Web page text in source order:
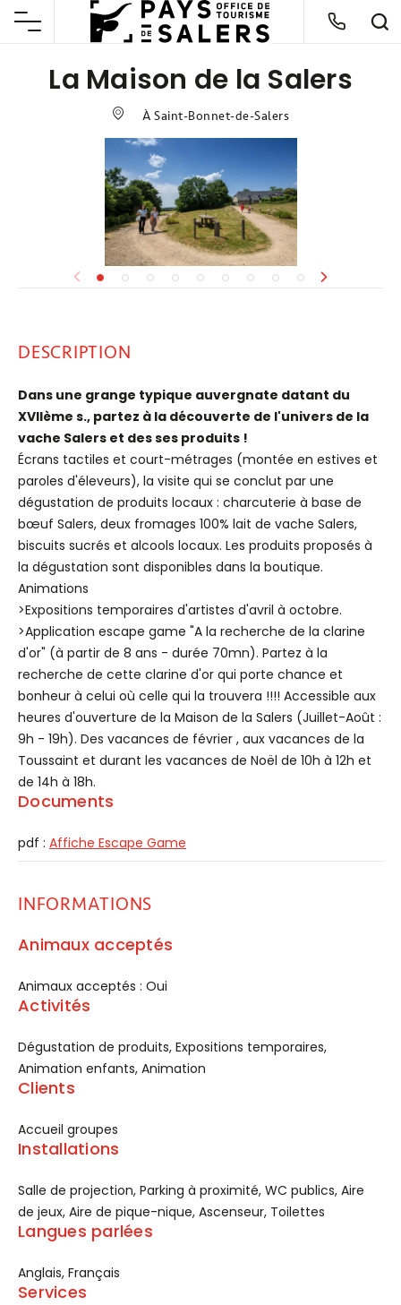
La Maison de la Salers
À Saint-Bonnet-de-Salers
DESCRIPTION
Dans une grange typique auvergnate datant du
XVIIème s., partez à la découverte de l'univers de la
vache Salers et des ses produits !
Écrans tactiles et court-métrages (montée en estives et
paroles d'éleveurs), la visite qui se conclut par une
dégustation de produits locaux : charcuterie à base de
bœuf Salers, deux fromages 100% lait de vache Salers,
biscuits sucrés et alcools locaux. Les produits proposés à
la dégustation sont disponibles dans la boutique.
Animations
>Expositions temporaires d'artistes d'avril à octobre.
>Application escape game "A la recherche de la clarine
d'or" (à partir de 8 ans - durée 70mn). Partez à la
recherche de cette clarine d'or qui porte chance et
bonheur à celui où celle qui la trouvera !!!! Accessible aux
heures d'ouverture de la Maison de la Salers (Juillet-Août :
9h - 19h). Des vacances de février , aux vacances de la
Toussaint et durant les vacances de Noël de 10h à 12h et
de 14h à 18h.
Documents
pdf : Affiche Escape Game
INFORMATIONS
Animaux acceptés
Animaux acceptés : Oui
Activités
Dégustation de produits, Expositions temporaires,
Animation enfants, Animation
Clients
Accueil groupes
Installations
Salle de projection, Parking à proximité, WC publics, Aire
de jeux, Aire de pique-nique, Ascenseur, Toilettes
Langues parlées
Anglais, Français
Services